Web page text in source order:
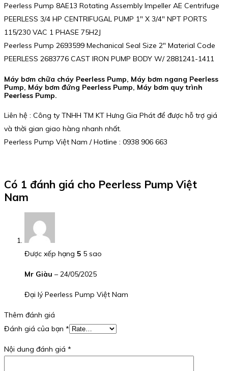
Peerless Pump 8AE13 Rotating Assembly Impeller AE Centrifuge
PEERLESS 3/4 HP CENTRIFUGAL PUMP 1″ X 3/4″ NPT PORTS
115/230 VAC 1 PHASE 75H2J
Peerless Pump 2693599 Mechanical Seal Size 2″ Material Code
PEERLESS 2683776 CAST IRON PUMP BODY W/ 2881241-1411
Máy bơm chữa cháy Peerless Pump, Máy bơm ngang Peerless
Pump, Máy bơm đứng Peerless Pump, Máy bơm quy trình
Peerless Pump.
Liên hệ : Công ty TNHH TM KT Hưng Gia Phát để được hỗ trợ giá
và thời gian giao hàng nhanh nhất.
Peerless Pump Việt Nam / Hotline : 0938 906 663
Có 1 đánh giá cho Peerless Pump Việt
Nam
Được xếp hạng 5 5 sao
Mr Giàu – 24/05/2025
Đại lý Peerless Pump Việt Nam
Thêm đánh giá
Đánh giá của bạn *
Nội dung đánh giá *